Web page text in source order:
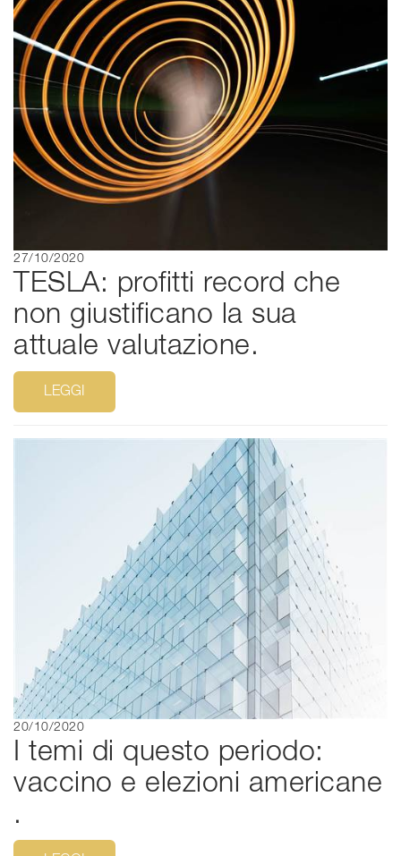
27/10/2020
TESLA: profitti record che
non giustificano la sua
attuale valutazione.
LEGGI
20/10/2020
​I temi di questo periodo:
vaccino e elezioni americane
.